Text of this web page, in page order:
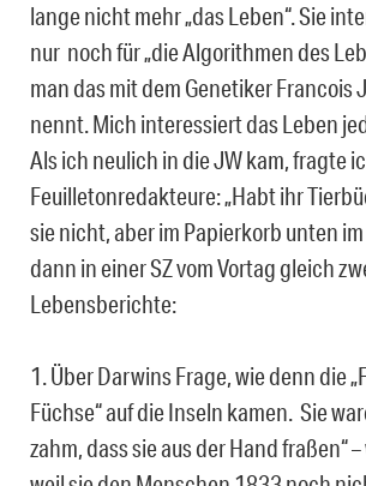
lange nicht mehr „das Leben“. Sie
nur noch für „die Algorithmen des
man das mit dem Genetiker Francois
nennt. Mich interessiert das Leben
Als ich neulich in die JW kam, fragte
Feuilletonredakteure: „Habt ihr
sie nicht, aber im Papierkorb unten
dann in einer SZ vom Vortag gleich
Lebensberichte:
1. Über Darwins Frage, wie denn die
Füchse“ auf die Inseln kamen. Sie
zahm, dass sie aus der Hand fraßen“